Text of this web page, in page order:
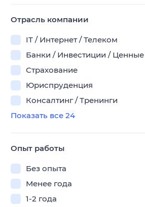
Отрасль компании
IT / Интернет / Телеком
Банки / Инвестиции /
Страхование
Юриспруденция
Консалтинг / Тренинги
Показать все 24
Опыт работы
Без опыта
Менее года
1-2 года